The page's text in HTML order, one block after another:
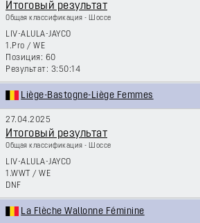
Итоговый результат
Общая классификация - Шоссе
LIV-ALULA-JAYCO
1.Pro / WE
60
3:50:14
Liège-Bastogne-Liège Femmes
27.04.2025
Итоговый результат
Общая классификация - Шоссе
LIV-ALULA-JAYCO
1.WWT / WE
DNF
La Flèche Wallonne Féminine